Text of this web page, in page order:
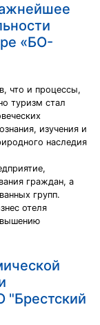
«БО-
что и процессы,
туризм стал
изучения и
наследия
граждан, а
групп.
отеля
"Брестский